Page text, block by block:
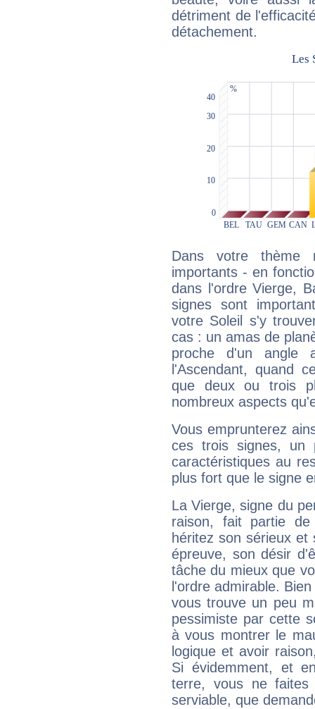
détriment de
détachement.
Dans votre thème
importants - en
dans l'ordre Vierge,
signes sont
votre Soleil s'y
cas : un amas de
proche d'un
l'Ascendant, quand
que deux ou trois
nombreux aspects
Vous emprunterez
ces trois signes, un
caractéristiques au
plus fort que le signe
La Vierge, signe du
raison, fait partie
héritez son sérieux
épreuve, son désir
tâche du mieux que
l'ordre admirable.
vous trouve un peu
pessimiste par cette
à vous montrer le
logique et avoir
Si évidemment, et
terre, vous ne
serviable, que